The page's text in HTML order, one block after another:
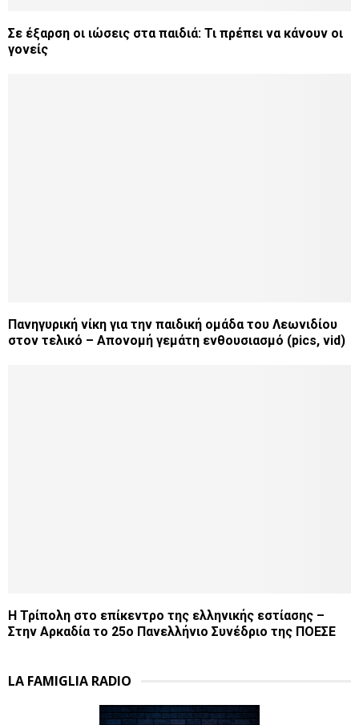
Σε έξαρση οι ιώσεις στα παιδιά: Τι πρέπει να κάνουν οι
γονείς
Πανηγυρική νίκη για την παιδική ομάδα του Λεωνιδίου
στον τελικό – Απονομή γεμάτη ενθουσιασμό (pics, vid)
Η Τρίπολη στο επίκεντρο της ελληνικής εστίασης –
Στην Αρκαδία το 25ο Πανελλήνιο Συνέδριο της ΠΟΕΣΕ
LA FAMIGLIA RADIO